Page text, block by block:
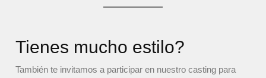
Tienes mucho estilo?
También te invitamos a participar en nuestro casting para